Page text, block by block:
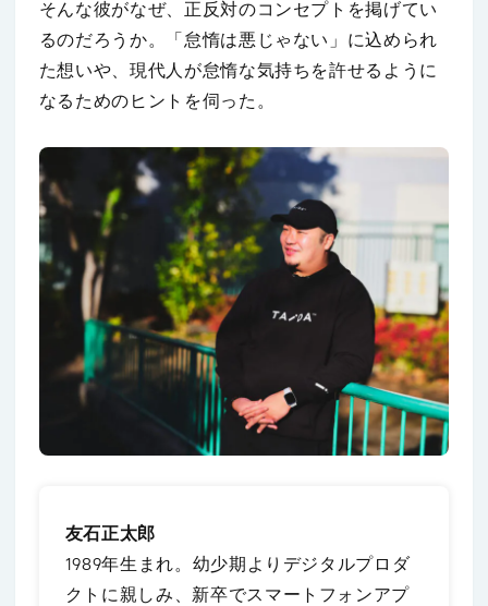
そんな彼がなぜ、正反対のコンセプトを掲げてい
るのだろうか。「怠惰は悪じゃない」に込められ
た想いや、現代人が怠惰な気持ちを許せるように
なるためのヒントを伺った。
友石正太郎
1989年生まれ。幼少期よりデジタルプロダ
クトに親しみ、新卒でスマートフォンアプ